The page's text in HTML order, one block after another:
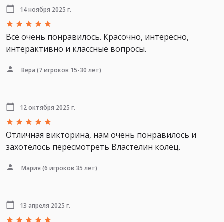
14 ноября 2025 г.
Всё очень понравилось. Красочно, интересно,
интерактивно и классные вопросы.
Вера (7 игроков 15-30 лет)
12 октября 2025 г.
Отличная викторина, нам очень понравилось и
захотелось пересмотреть Властелин колец.
Мария (6 игроков 35 лет)
13 апреля 2025 г.